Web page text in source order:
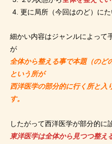
更に局所（今回はのど）に
細かい内容はジャンルによって
が
全体から整える事で本題（のど
という所が
西洋医学の部分的に行く所と入
す。
したがって西洋医学が部分的に
東洋医学は全体から見つつ整え